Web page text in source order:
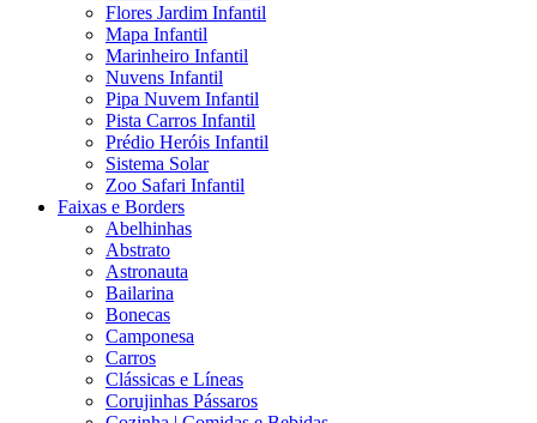
Flores Jardim Infantil
Mapa Infantil
Marinheiro Infantil
Nuvens Infantil
Pipa Nuvem Infantil
Pista Carros Infantil
Prédio Heróis Infantil
Sistema Solar
Zoo Safari Infantil
Faixas e Borders
Abelhinhas
Abstrato
Astronauta
Bailarina
Bonecas
Camponesa
Carros
Clássicas e Líneas
Corujinhas Pássaros